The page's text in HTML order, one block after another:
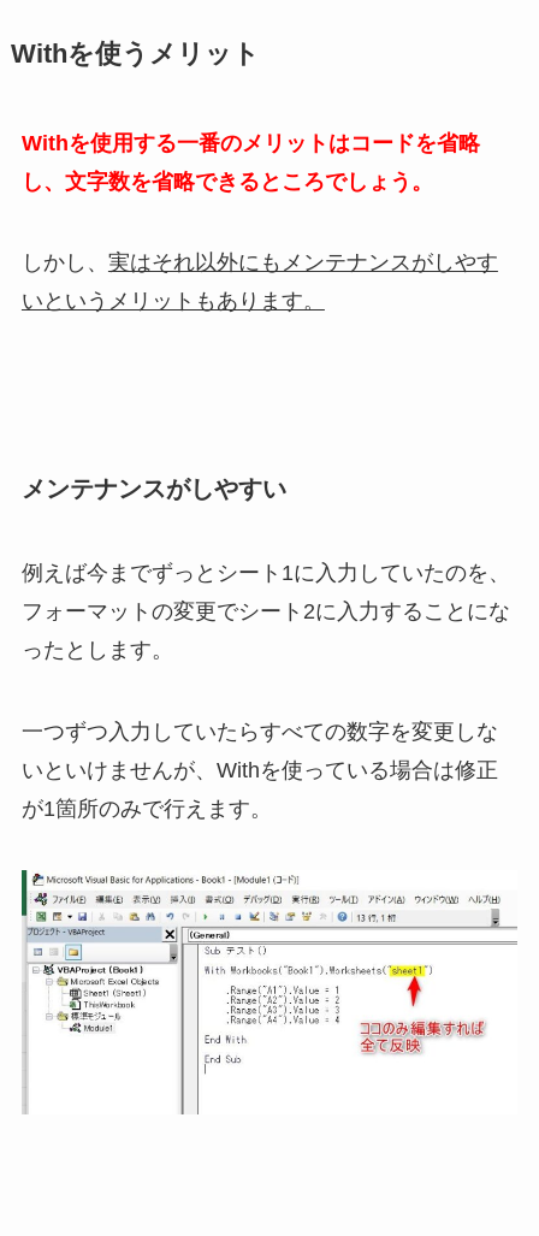
Withを使うメリット
Withを使用する一番のメリットはコードを省略
し、文字数を省略できるところでしょう。
しかし、 実はそれ以外にもメンテナンスがしやす
いというメリットもあります。
メンテナンスがしやすい
例えば今までずっとシート1に入力していたのを、
フォーマットの変更でシート2に入力することにな
ったとします。
一つずつ入力していたらすべての数字を変更しな
いといけませんが、Withを使っている場合は修正
が1箇所のみで行えます。